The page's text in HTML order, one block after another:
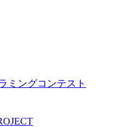
ミングコンテスト